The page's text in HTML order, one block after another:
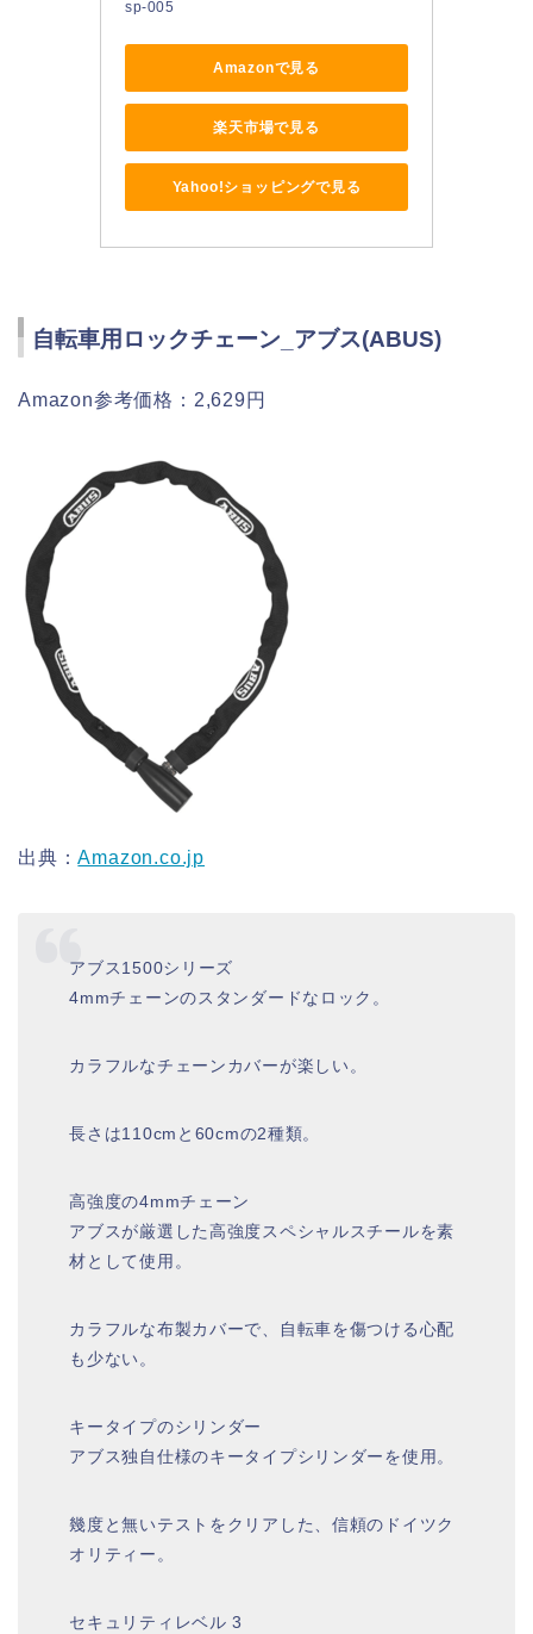
sp-005
Amazonで見る
楽天市場で見る
Yahoo!ショッピングで見る
自転車用ロックチェーン_アブス(ABUS)
Amazon参考価格：2,629円
出典：Amazon.co.jp
アブス1500シリーズ
4mmチェーンのスタンダードなロック。
カラフルなチェーンカバーが楽しい。
長さは110cmと60cmの2種類。
高強度の4mmチェーン
アブスが厳選した高強度スペシャルスチールを素
材として使用。
カラフルな布製カバーで、自転車を傷つける心配
も少ない。
キータイプのシリンダー
アブス独自仕様のキータイプシリンダーを使用。
幾度と無いテストをクリアした、信頼のドイツク
オリティー。
セキュリティレベル 3